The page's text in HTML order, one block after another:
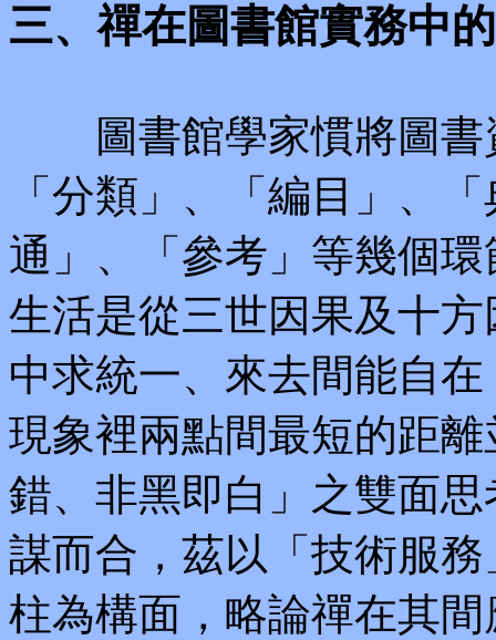
三、禪在圖書館實務中
圖書館學家慣將圖書
「分類」、「編目」、
通」、「參考」等幾個
生活是從三世因果及十
中求統一、來去間能自
現象裡兩點間最短的距
錯、非黑即白」之雙面思
謀而合，茲以「技術服
柱為構面，略論禪在其